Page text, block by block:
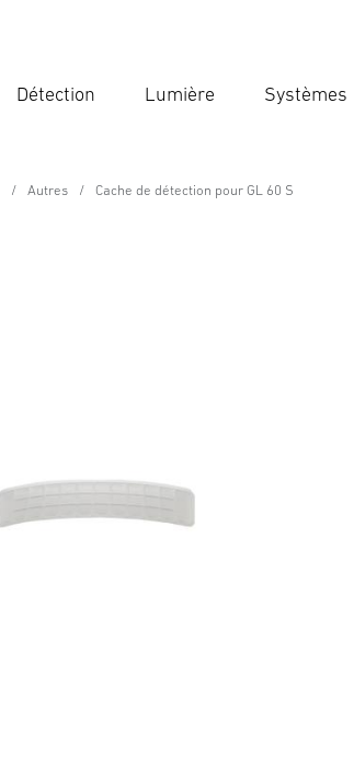
Détection Lumière Systèmes
Autres Cache de détection pour GL 60 S